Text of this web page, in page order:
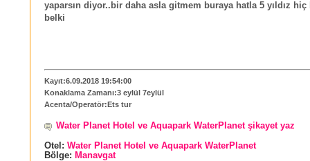
yaparsın diyor..bir daha asla gitmem buraya hatla 5 yıldız
belki
Kayıt:6.09.2018 19:54:00
Konaklama Zamanı:3 eylül 7eylül
Acenta/Operatör:Ets tur
Water Planet Hotel ve Aquapark WaterPlanet şikayet yaz
Otel: Water Planet Hotel ve Aquapark WaterPlanet
Bölge: Manavgat